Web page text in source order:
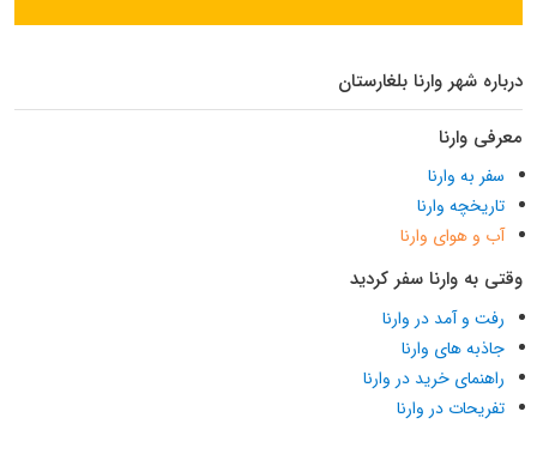
درباره شهر وارنا بلغارستان
معرفی وارنا
سفر به وارنا
تاریخچه وارنا
آب و هوای وارنا
وقتی به وارنا سفر کردید
رفت و آمد در وارنا
جاذبه های وارنا
راهنمای خرید در وارنا
تفریحات در وارنا